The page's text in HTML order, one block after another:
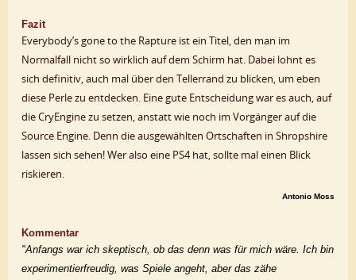
Fazit
Everybody’s gone to the Rapture ist ein Titel, den man im
Normalfall nicht so wirklich auf dem Schirm hat. Dabei lohnt es
sich definitiv, auch mal über den Tellerrand zu blicken, um eben
diese Perle zu entdecken. Eine gute Entscheidung war es auch, auf
die CryEngine zu setzen, anstatt wie noch im Vorgänger auf die
Source Engine. Denn die ausgewählten Ortschaften in Shropshire
lassen sich sehen! Wer also eine PS4 hat, sollte mal einen Blick
riskieren.
Antonio Moss
Kommentar
"Anfangs war ich skeptisch, ob das denn was für mich wäre. Ich bin
experimentierfreudig, was Spiele angeht, aber das zähe